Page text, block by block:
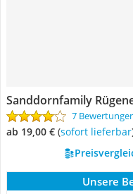
Sanddornfamily
7
ab 19,00 € ( Sofort lieferbar
Unsere